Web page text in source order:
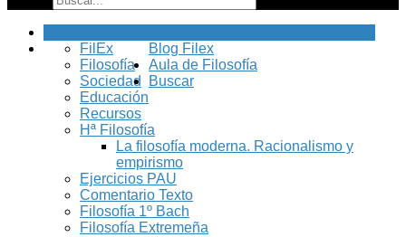
Blog Filex
FilEx
Filosofía
Sociedad
Educación
Recursos
Aula de Filosofía
Hª Filosofía
La filosofía moderna. Racionalismo y
empirismo
Ejercicios PAU
Comentario Texto
Filosofía 1º Bach
Filosofía Extremeña
Buscar